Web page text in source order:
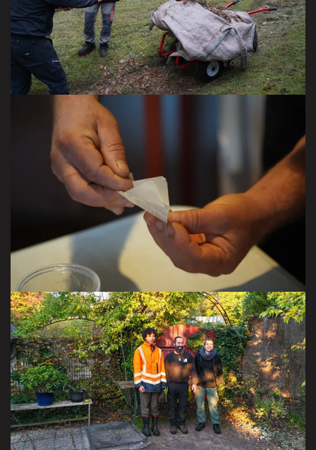
VISITER LA GALERIE
VISITER LA GALERIE
VISITER LA GALERIE